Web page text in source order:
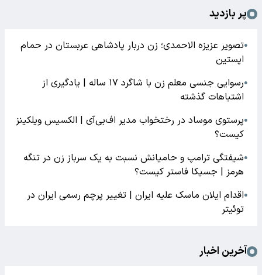
پر بازدید
●تصویر عزیزه الاحمدی؛ زن دربار پادشاهی عربستان در حمام
اپستین
●
رسوایی جنسی معلم زن با شاگرد ۱۷ ساله | یادگیری از
اشتباهات گذشته
●پرستوی موساد در رختخواب مدیر اف‌بی‌آی | الکسیس ویلکینز
کیست؟
●شیفتگی ترامپ و حامیانش نسبت به یک سرباز زن در تنگه
هرمز | جسیکا فاستر کیست؟
●اقدام ایلان ماسک علیه ایران | تغییر پرچم رسمی ایران در
توئیتر
آخرین اخبار